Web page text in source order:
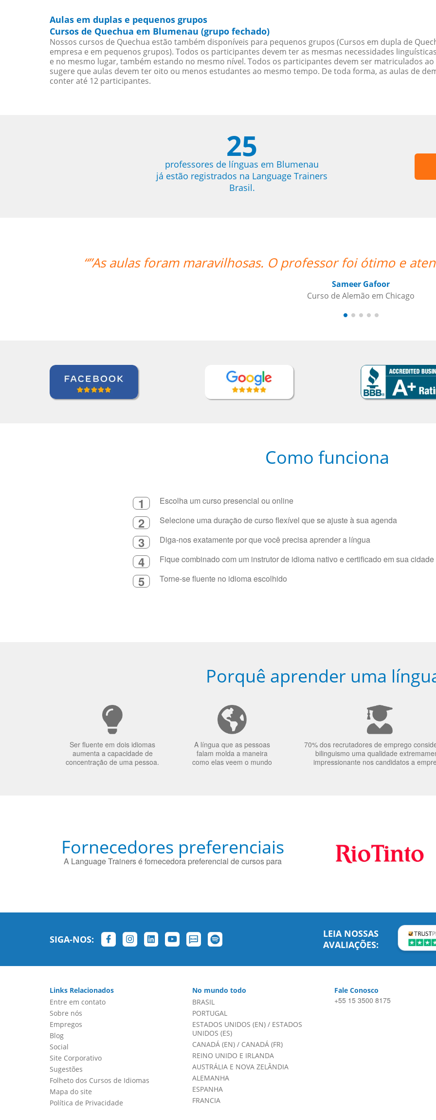
Aulas em duplas e pequenos grupos
Cursos de Quechua em Blumenau (grupo fechado)
Nossos cursos de Quechua estão também disponíveis para pequenos grupos (Cursos em dupla de
empresa e em pequenos grupos). Todos os participantes devem ter as mesmas necessidades
e no mesmo lugar, também estando no mesmo nível. Todos os participantes devem ser matriculados
sugere que aulas devem ter oito ou menos estudantes ao mesmo tempo. De toda forma, as aulas de
conter até 12 participantes.
25
professores de línguas em Blumenau
já estão registrados na Language Trainers
Brasil.
O professor foi ótimo e atencioso e altamente
Como funciona
1 Escolha um curso presencial ou online
2 Selecione uma duração de curso flexível que se ajuste à sua agenda
3 Diga-nos exatamente por que você precisa aprender a língua
4 Fique combinado com um instrutor de idioma nativo e certificado em sua
5 Torne-se fluente no idioma escolhido
Porquê aprender uma
Ser fluente em dois idiomas
aumenta a capacidade de
concentração de uma pessoa.
A língua que as pessoas
falam molda a maneira
como elas veem o mundo
70% dos recrutadores de emprego
bilinguismo uma qualidade
impressionante nos candidatos a
Fornecedores preferenciais
A Language Trainers é fornecedora preferencial de cursos para
SIGA-NOS:
LEIA NOSSAS
AVALIAÇÕES:
Links Relacionados
Entre em contato
Sobre nós
Empregos
Blog
Social
Site Corporativo
Sugestões
Folheto dos Cursos de Idiomas
Mapa do site
Política de Privacidade
No mundo todo
BRASIL
PORTUGAL
ESTADOS UNIDOS (EN)/ ESTADOS
UNIDOS (ES)
CANADÁ (EN)/ CANADÁ (FR)
REINO UNIDO E IRLANDA
AUSTRÁLIA E NOVA ZELÂNDIA
ALEMANHA
ESPANHA
FRANCIA
Fale Conosco
+55 15 3500 8175